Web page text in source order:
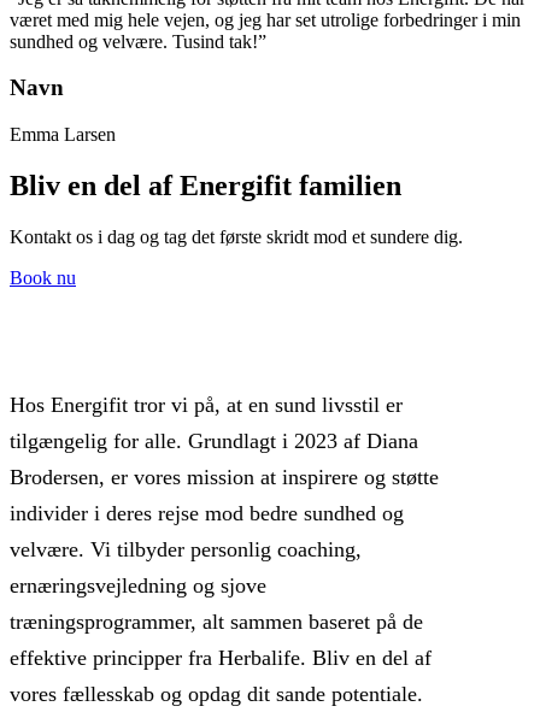
været med mig hele vejen, og jeg har set utrolige forbedringer i min
sundhed og velvære. Tusind tak!”
Navn
Emma Larsen
Bliv en del af Energifit familien
Kontakt os i dag og tag det første skridt mod et sundere dig.
Book nu
Hos Energifit tror vi på, at en sund livsstil er
tilgængelig for alle. Grundlagt i 2023 af Diana
Brodersen, er vores mission at inspirere og støtte
individer i deres rejse mod bedre sundhed og
velvære. Vi tilbyder personlig coaching,
ernæringsvejledning og sjove
træningsprogrammer, alt sammen baseret på de
effektive principper fra Herbalife. Bliv en del af
vores fællesskab og opdag dit sande potentiale.